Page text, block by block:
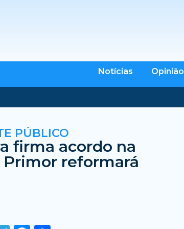
Notícias Opinião
PÚBLICO
firma acordo na
reformará